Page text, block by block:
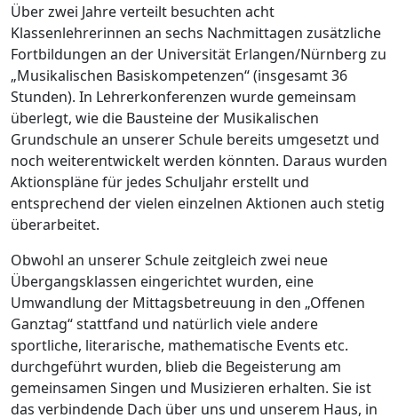
Über zwei Jahre verteilt besuchten acht
Klassenlehrerinnen an sechs Nachmittagen zusätzliche
Fortbildungen an der Universität Erlangen/Nürnberg zu
„Musikalischen Basiskompetenzen“ (insgesamt 36
Stunden). In Lehrerkonferenzen wurde gemeinsam
überlegt, wie die Bausteine der Musikalischen
Grundschule an unserer Schule bereits umgesetzt und
noch weiterentwickelt werden könnten. Daraus wurden
Aktionspläne für jedes Schuljahr erstellt und
entsprechend der vielen einzelnen Aktionen auch stetig
überarbeitet.
Obwohl an unserer Schule zeitgleich zwei neue
Übergangsklassen eingerichtet wurden, eine
Umwandlung der Mittagsbetreuung in den „Offenen
Ganztag“ stattfand und natürlich viele andere
sportliche, literarische, mathematische Events etc.
durchgeführt wurden, blieb die Begeisterung am
gemeinsamen Singen und Musizieren erhalten. Sie ist
das verbindende Dach über uns und unserem Haus, in